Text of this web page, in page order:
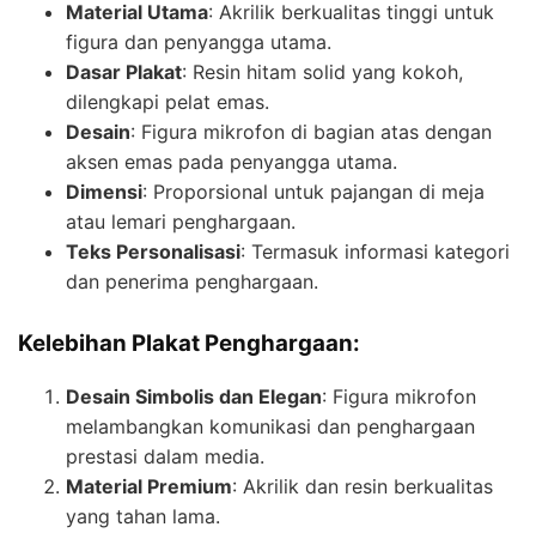
Material Utama: Akrilik berkualitas tinggi untuk
figura dan penyangga utama.
Dasar Plakat: Resin hitam solid yang kokoh,
dilengkapi pelat emas.
Desain: Figura mikrofon di bagian atas dengan
aksen emas pada penyangga utama.
Dimensi: Proporsional untuk pajangan di meja
atau lemari penghargaan.
Teks Personalisasi: Termasuk informasi kategori
dan penerima penghargaan.
Kelebihan Plakat Penghargaan:
Desain Simbolis dan Elegan: Figura mikrofon
melambangkan komunikasi dan penghargaan
prestasi dalam media.
Material Premium: Akrilik dan resin berkualitas
yang tahan lama.